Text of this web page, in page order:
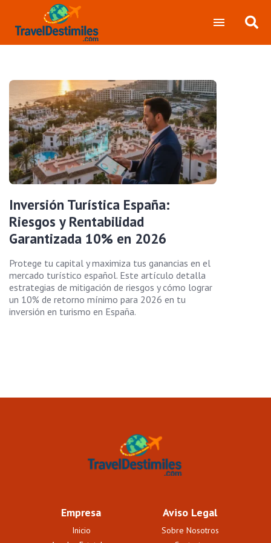
Inversión Turística España:
Riesgos y Rentabilidad
Garantizada 10% en 2026
Protege tu capital y maximiza tus ganancias en el
mercado turístico español. Este artículo detalla
estrategias de mitigación de riesgos y cómo lograr
un 10% de retorno mínimo para 2026 en tu
inversión en turismo en España.
Empresa
Inicio
Aviso Legal
Sobre Nosotros